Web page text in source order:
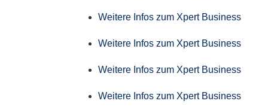
Weitere Infos zum Xpert Business
Weitere Infos zum Xpert Business
Weitere Infos zum Xpert Business
Weitere Infos zum Xpert Business